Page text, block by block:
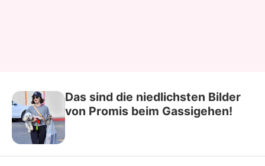
Das sind die niedlichsten Bilder
von Promis beim Gassigehen!